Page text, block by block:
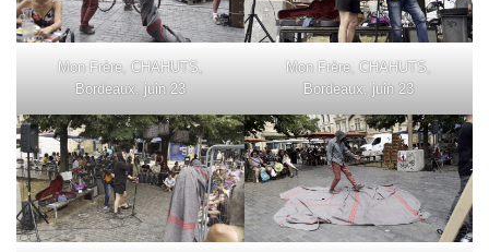
Mon Frère, CHAHUTS,
Bordeaux, juin 23
Mon Frère, CHAHUTS,
Bordeaux, juin 23